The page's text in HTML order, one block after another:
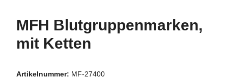
MFH Blutgruppenmarken,
mit Ketten
Artikelnummer: MF-27400